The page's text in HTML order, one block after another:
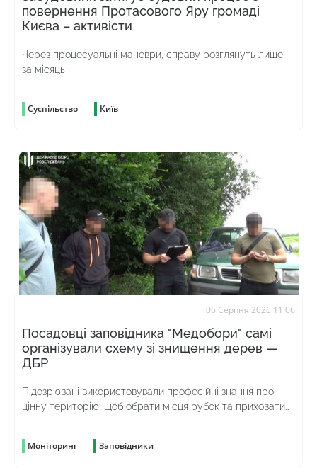
повернення Протасового Яру громаді
Києва – активісти
Через процесуальні маневри, справу розглянуть лише
за місяць
Суспільство Київ
06 Серпня 2026 11:06
Посадовці заповідника "Медобори" самі
організували схему зі знищення дерев —
ДБР
Підозрювані використовували професійні знання про
цінну територію, щоб обрати місця рубок та приховати
Моніторинг Заповідники